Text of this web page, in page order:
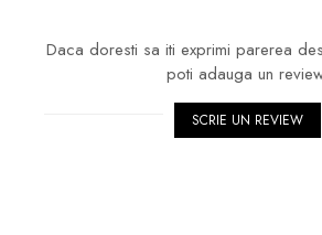
Daca doresti sa iti exprimi parerea
poti adauga un
SCRIE UN REVIEW